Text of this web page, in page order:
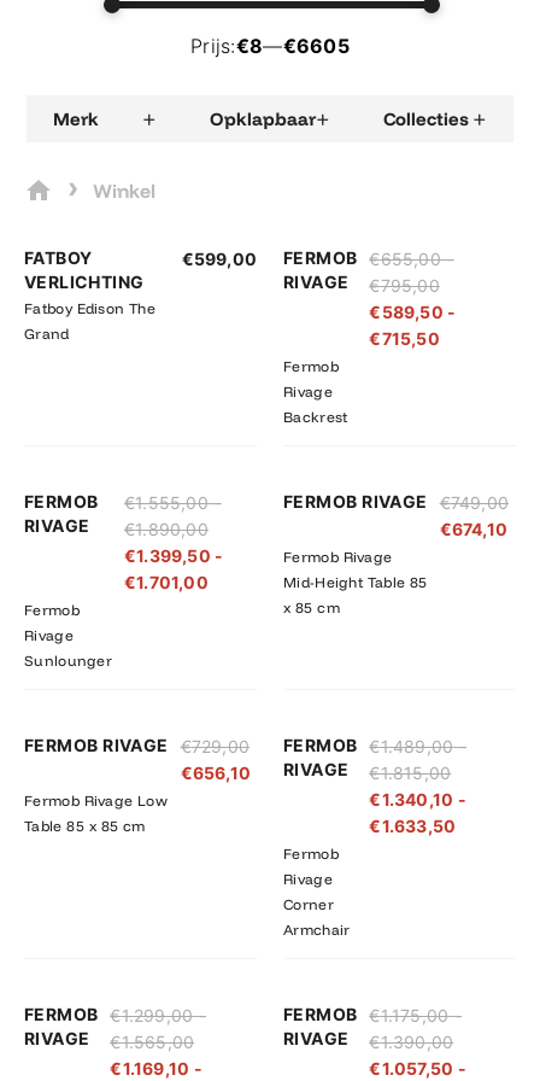
Prijs:€8—€6605
Merk + Opklapbaar+ Collecties +
› Winkel
FATBOY
VERLICHTING
Fatboy Edison The
Grand
€599,00
FERMOB
RIVAGE
Fermob
Rivage
Backrest
€655,00 -
€795,00
€655,00
tot
€795,00
€589,50 -
€715,50
€589,50
tot
€715,50
FERMOB
RIVAGE
Fermob
Rivage
Sunlounger
€1.555,00 -
€1.890,00
€1.555,00
tot
€1.890,00
€1.399,50 -
€1.701,00
€1.399,50
tot
€1.701,00
FERMOB RIVAGE
Fermob Rivage
Mid-Height Table 85
x 85 cm
€749,00
€674,10
FERMOB RIVAGE
Fermob Rivage Low
Table 85 x 85 cm
€729,00
€656,10
FERMOB
RIVAGE
Fermob
Rivage
Corner
Armchair
€1.489,00 -
€1.815,00
€1.489,00
tot
€1.815,00
€1.340,10 -
€1.633,50
€1.340,10
FERMOB
RIVAGE
€1.299,00 -
€1.565,00
€1.299,00
tot
€1.565,00
€1.169,10 -
€1.169,10
€1.408,50
FERMOB
RIVAGE
€1.175,00 -
€1.390,00
€1.175,00
tot
€1.390,00
€1.057,50 -
€1.057,50
tot
€1.251,00